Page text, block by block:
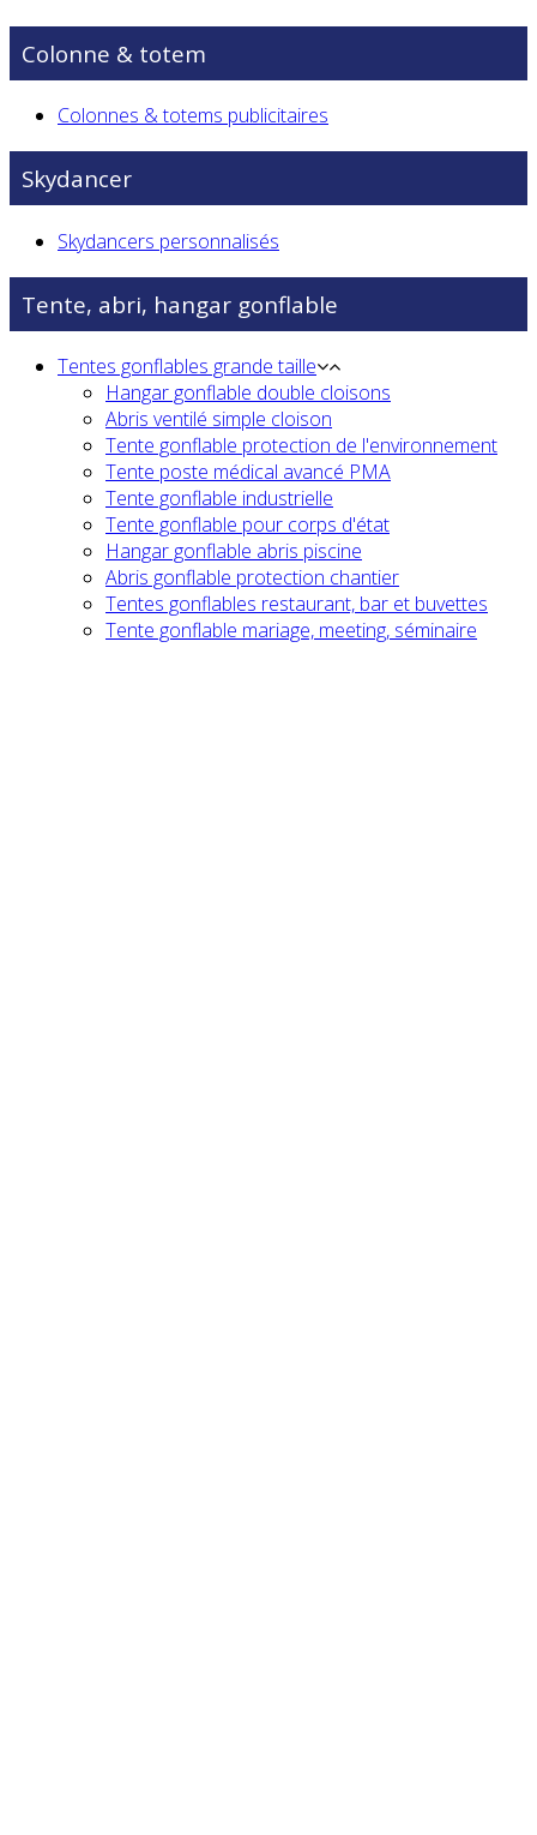
Colonne & totem
Colonnes & totems publicitaires
Skydancer
Skydancers personnalisés
Tente, abri, hangar gonflable
Tentes gonflables grande taille
Hangar gonflable double cloisons
Abris ventilé simple cloison
Tente gonflable protection de l'environnement
Tente poste médical avancé PMA
Tente gonflable industrielle
Tente gonflable pour corps d'état
Hangar gonflable abris piscine
Abris gonflable protection chantier
Tentes gonflables restaurant, bar et buvettes
Tente gonflable mariage, meeting, séminaire